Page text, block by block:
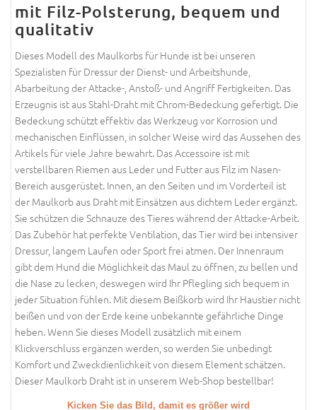
mit Filz-Polsterung, bequem und
qualitativ
Dieses Modell des Maulkorbs für Hunde ist bei unseren
Spezialisten für Dressur der Dienst- und Arbeitshunde,
Abarbeitung der Attacke-, Anstoß- und Angriff Fertigkeiten. Das
Erzeugnis ist aus Stahl-Draht mit Chrom-Bedeckung gefertigt. Die
Bedeckung schützt effektiv das Werkzeug vor Korrosion und
mechanischen Einflüssen, in solcher Weise wird das Aussehen des
Artikels für viele Jahre bewahrt. Das Accessoire ist mit
verstellbaren Riemen aus Leder und Futter aus Filz im Nasen-
Bereich ausgerüstet. Innen, an den Seiten und im Vorderteil ist
der Maulkorb aus Draht mit Einsätzen aus dichtem Leder ergänzt.
Sie schützen die Schnauze des Tieres während der Attacke-Arbeit.
Das Zubehör hat perfekte Ventilation, das Tier wird bei intensiver
Dressur, langem Laufen oder Sport frei atmen. Der Innenraum
gibt dem Hund die Möglichkeit das Maul zu öffnen, zu bellen und
die Nase zu lecken, deswegen wird Ihr Pflegling sich bequem in
jeder Situation fühlen. Mit diesem Beißkorb wird Ihr Haustier nicht
beißen und von der Erde keine unbekannte gefährliche Dinge
heben. Wenn Sie dieses Modell zusätzlich mit einem
Klickverschluss ergänzen werden, so werden Sie unbedingt
Komfort und Zweckdienlichkeit von diesem Element schätzen.
Dieser Maulkorb Draht ist in unserem Web-Shop bestellbar!
Kicken Sie das Bild, damit es größer wird